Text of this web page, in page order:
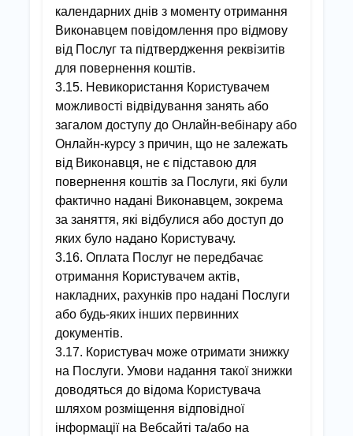
календарних днів з моменту отримання
Виконавцем повідомлення про відмову
від Послуг та підтвердження реквізитів
для повернення коштів.
3.15. Невикористання Користувачем
можливості відвідування занять або
загалом доступу до Онлайн-вебінару або
Онлайн-курсу з причин, що не залежать
від Виконавця, не є підставою для
повернення коштів за Послуги, які були
фактично надані Виконавцем, зокрема
за заняття, які відбулися або доступ до
яких було надано Користувачу.
3.16. Оплата Послуг не передбачає
отримання Користувачем актів,
накладних, рахунків про надані Послуги
або будь-яких інших первинних
документів.
3.17. Користувач може отримати знижку
на Послуги. Умови надання такої знижки
доводяться до відома Користувача
шляхом розміщення відповідної
інформації на Вебсайті та/або на